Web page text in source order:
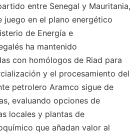
entre Senegal y Mauritania,
juego en el plano energético
de Energía e
ha mantenido
con homólogos de Riad para
y el procesamiento del
petrolero Aramco sigue de
evaluando opciones de
locales y plantas de
que añadan valor al